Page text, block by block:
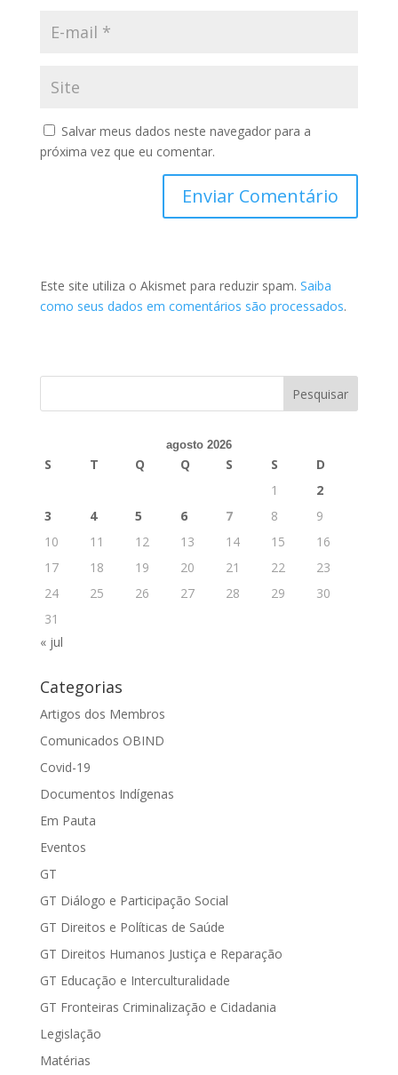
Salvar meus dados neste navegador para a
próxima vez que eu comentar.
Este site utiliza o Akismet para reduzir spam. Saiba
como seus dados em comentários são processados.
agosto 2026
S T Q Q S S
D
1
2
3
4 5 6 7 8
9
10
11 12 13 14 15
16
17
18 19 20 21 22
23
24
25 26 27 28 29
30
31
« jul
Categorias
Artigos dos Membros
Comunicados OBIND
Covid-19
Documentos Indígenas
Em Pauta
Eventos
GT
GT Diálogo e Participação Social
GT Direitos e Políticas de Saúde
GT Direitos Humanos Justiça e Reparação
GT Educação e Interculturalidade
GT Fronteiras Criminalização e Cidadania
Legislação
Matérias